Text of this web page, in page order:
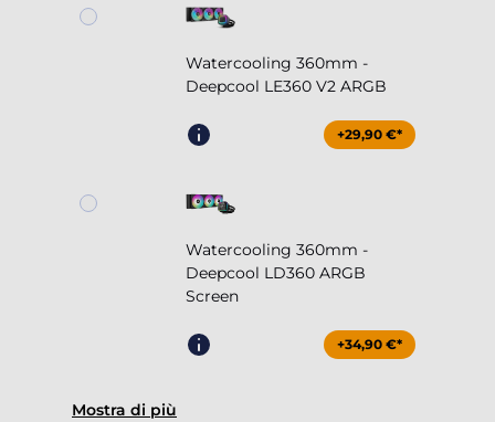
Watercooling 360mm -
Deepcool LE360 V2 ARGB
+29,90 €*
Watercooling 360mm -
Deepcool LD360 ARGB
Screen
+34,90 €*
Mostra di più